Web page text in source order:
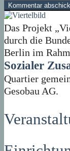
Das Projekt
durch die
Berlin im
Sozialer
Quartier
Gesobau AG.